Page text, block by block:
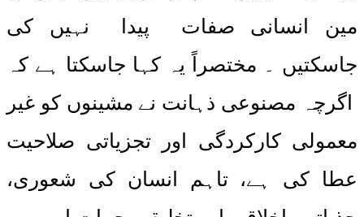
مین انسانی صفات پیدا نہیں کی
جاسکتیں ۔ مختصراً یہ کہا جاسکتا ہے کہ
اگرچہ مصنوعی ذہانت نے مشینوں کو غیر
معمولی کارکردگی اور تجزیاتی صلاحیت
عطا کی ہے، تاہم انسان کی شعوری،